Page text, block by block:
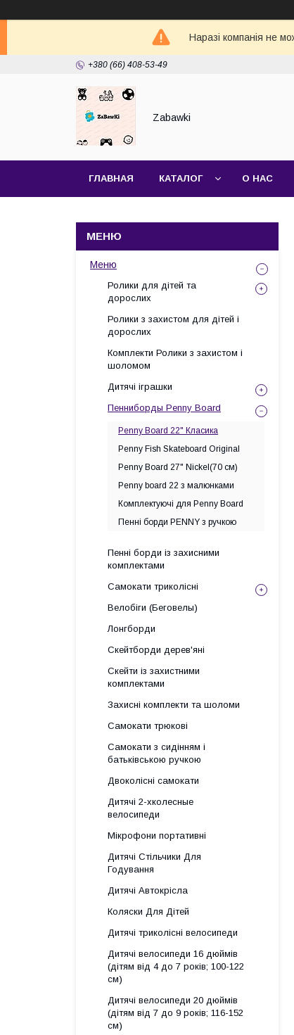
Наразі компанія не
+380 (66) 408-53-49
Zabawki
ГЛАВНАЯ КАТАЛОГ О НАС
Меню
Ролики для дітей та
дорослих
Ролики з захистом для дітей і
дорослих
Комплекти Ролики з захистом і
шоломом
Дитячі іграшки
Пенниборды Penny Board
Penny Board 22" Класика
Penny Fish Skateboard Original
Penny Board 27" Nickel(70 см)
Penny board 22 з малюнками
Комплектуючі для Penny Board
Пенні борди PENNY з ручкою
Пенні борди із захисними
комплектами
Самокати триколісні
Велобіги (Беговелы)
Лонгборди
Скейтборди дерев'яні
Скейти із захистними
комплектами
Захисні комплекти та шоломи
Самокати трюкові
Самокати з сидінням і
батьківською ручкою
Двоколісні самокати
Дитячі 2-хколесные
велосипеди
Мікрофони портативні
Дитячі Стільчики Для
Годування
Дитячі Автокрісла
Коляски Для Дітей
Дитячі триколісні велосипеди
Дитячі велосипеди 16 дюймів
(дітям від 4 до 7 років; 100-122
см)
Дитячі велосипеди 20 дюймів
(дітям від 7 до 9 років; 116-152
см)